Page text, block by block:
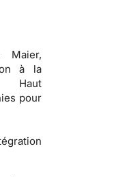
Maier,
à la
Haut
pour